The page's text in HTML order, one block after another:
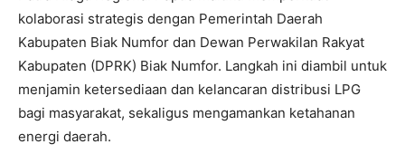
kolaborasi strategis dengan Pemerintah Daerah
Kabupaten Biak Numfor dan Dewan Perwakilan Rakyat
Kabupaten (DPRK) Biak Numfor. Langkah ini diambil untuk
menjamin ketersediaan dan kelancaran distribusi LPG
bagi masyarakat, sekaligus mengamankan ketahanan
energi daerah.